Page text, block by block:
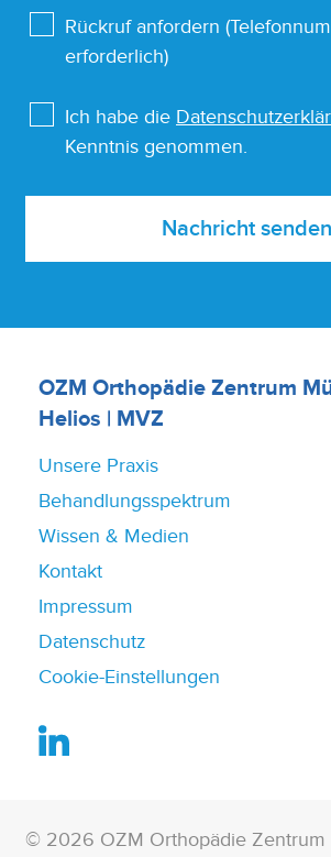
Rückruf anfordern
erforderlich)
Ich habe die
Kenntnis genommen.
Nachricht senden
OZM Orthopädie Zentrum
Helios | MVZ
Unsere Praxis
Behandlungsspektrum
Wissen & Medien
Kontakt
Impressum
Datenschutz
Cookie-Einstellungen
© 2026 OZM Orthopädie Zentrum